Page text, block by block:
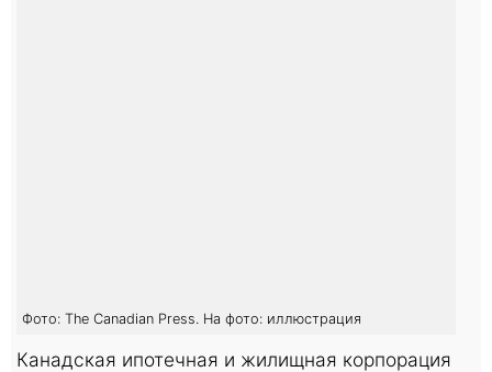
Фото: The Canadian Press. На фото: иллюстрация
Канадская ипотечная и жилищная корпорация